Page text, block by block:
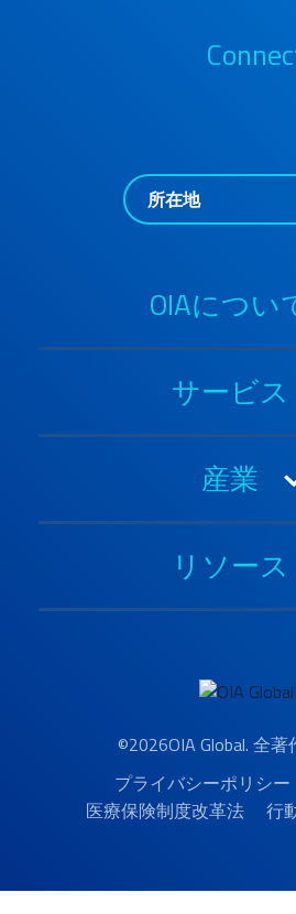
所在地
OIAについ
OIAについ
受賞と認定・
歴史
リーダーシッ
サービス
3PL
4PL
コントラクト・ロジ
プロジェクト・ロジ
Purchase Order
トラック輸
産業
自動車＆モビ
エレクトロ
インダストリ
すべてを見
リソース
実績
メディア
ニュース
見積もり
©2026OIA Global. 全著
プライバシーポリシー
医療保険制度改革法
行